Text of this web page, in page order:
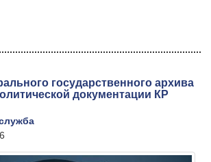
государственного архива
документации КР